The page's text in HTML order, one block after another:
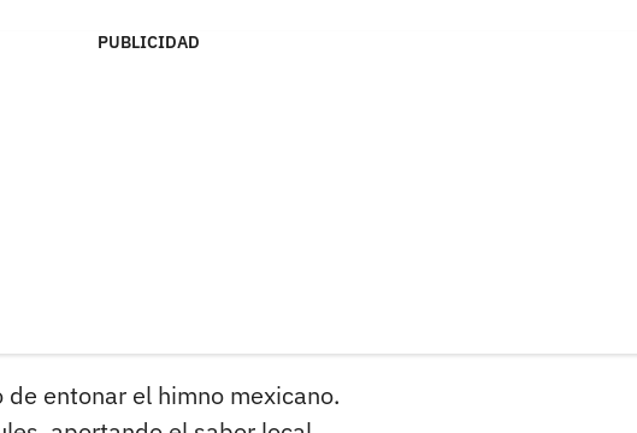
PUBLICIDAD
entonar el himno mexicano.